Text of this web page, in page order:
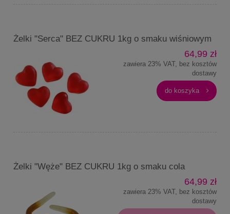
Żelki "Serca" BEZ CUKRU 1kg o smaku wiśniowym
64,99 zł
zawiera 23% VAT, bez kosztów
dostawy
do koszyka
Żelki "Węże" BEZ CUKRU 1kg o smaku cola
64,99 zł
zawiera 23% VAT, bez kosztów
dostawy